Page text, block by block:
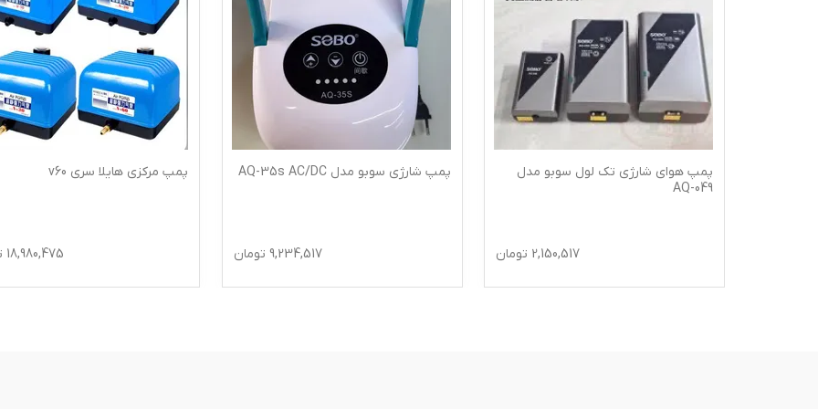
پمپ هوای شارژی تک لول سوبو مدل
AQ-049
2,150,517 تومان
پمپ شارژی سوبو مدل AQ-35s AC/DC
9,234,517 تومان
پمپ مرکزی هایلا سری v60
18,980,475